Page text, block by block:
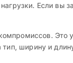
Если вы
Это
ширину и